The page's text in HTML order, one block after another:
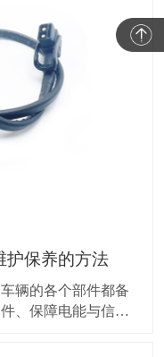
护保养的方法
辆的各个部件都备
、保障电能与信号